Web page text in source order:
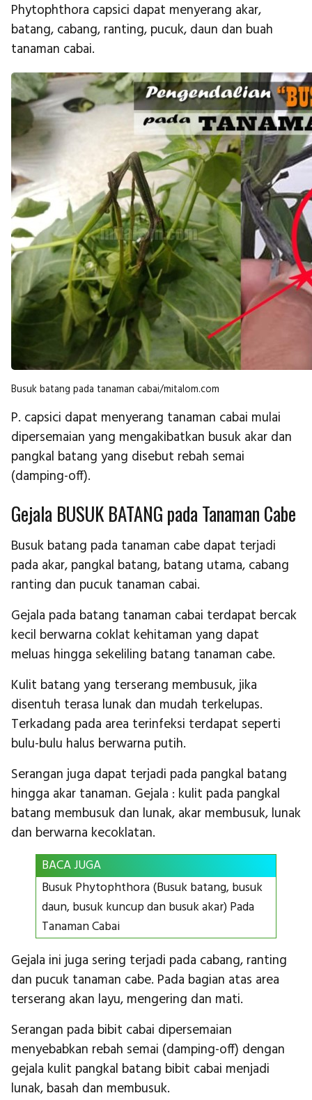
Phytophthora capsici dapat menyerang akar,
batang, cabang, ranting, pucuk, daun dan buah
tanaman cabai.
Busuk batang pada tanaman cabai/mitalom.com
P. capsici dapat menyerang tanaman cabai mulai
dipersemaian yang mengakibatkan busuk akar dan
pangkal batang yang disebut rebah semai
(damping-off).
Gejala BUSUK BATANG pada Tanaman Cabe
Busuk batang pada tanaman cabe dapat terjadi
pada akar, pangkal batang, batang utama, cabang
ranting dan pucuk tanaman cabai.
Gejala pada batang tanaman cabai terdapat bercak
kecil berwarna coklat kehitaman yang dapat
meluas hingga sekeliling batang tanaman cabe.
Kulit batang yang terserang membusuk, jika
disentuh terasa lunak dan mudah terkelupas.
Terkadang pada area terinfeksi terdapat seperti
bulu-bulu halus berwarna putih.
Serangan juga dapat terjadi pada pangkal batang
hingga akar tanaman. Gejala : kulit pada pangkal
batang membusuk dan lunak, akar membusuk, lunak
dan berwarna kecoklatan.
BACA JUGA
Busuk Phytophthora (Busuk batang, busuk
daun, busuk kuncup dan busuk akar) Pada
Tanaman Cabai
Gejala ini juga sering terjadi pada cabang, ranting
dan pucuk tanaman cabe. Pada bagian atas area
terserang akan layu, mengering dan mati.
Serangan pada bibit cabai dipersemaian
menyebabkan rebah semai (damping-off) dengan
gejala kulit pangkal batang bibit cabai menjadi
lunak, basah dan membusuk.